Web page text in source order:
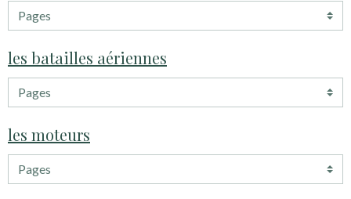
les batailles aériennes
les moteurs